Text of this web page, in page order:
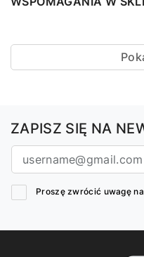
ZAPISZ SIĘ NA
Proszę zwrócić uwagę